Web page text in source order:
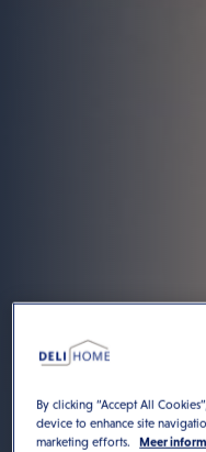
By clicking “Accept All
device to enhance site
marketing efforts.
Meer